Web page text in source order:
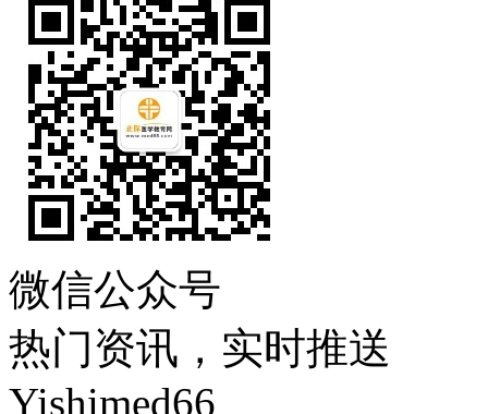
微信公众号
热门资讯，实时推送
Yishimed66